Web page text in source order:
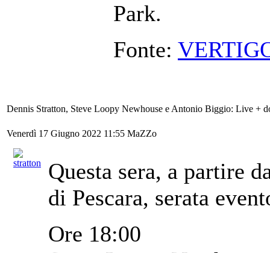
Park.
Fonte:
Dennis Stratton, Steve Loopy Newhouse e Antonio Biggio: Live +
Venerdì 17 Giugno 2022 11:55 MaZZo
Questa sera, a partire
di Pescara, serata
Ore 18:00